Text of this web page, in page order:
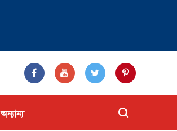
অন্যান্য